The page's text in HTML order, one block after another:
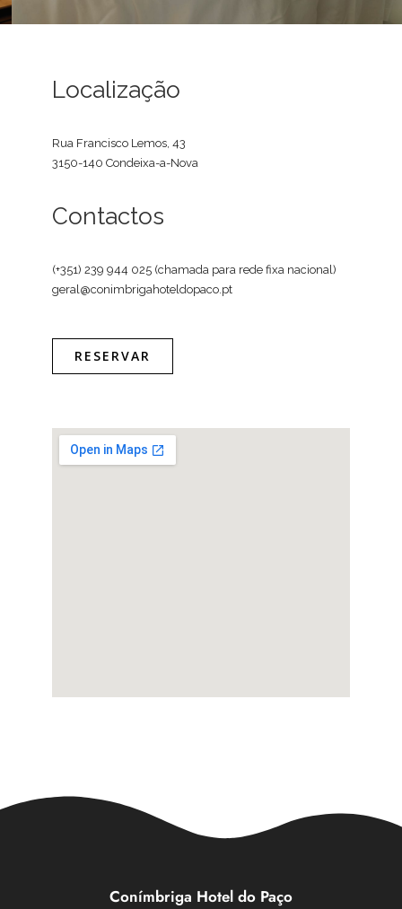
Localização
Rua Francisco Lemos, 43
3150-140 Condeixa-a-Nova
Contactos
(+351) 239 944 025 (chamada para rede fixa nacional)
geral@conimbrigahoteldopaco.pt
RESERVAR
Conímbriga Hotel do Paço